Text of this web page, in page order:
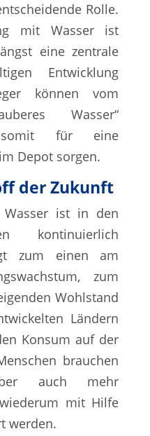
Rolle.
mit Wasser ist
eine zentrale
Entwicklung
können vom
Wasser“
für eine
Depot sorgen.
der Zukunft
Wasser ist in den
kontinuierlich
zum einen am
zum
Wohlstand
Ländern
Konsum auf der
brauchen
auch mehr
mit Hilfe
werden.